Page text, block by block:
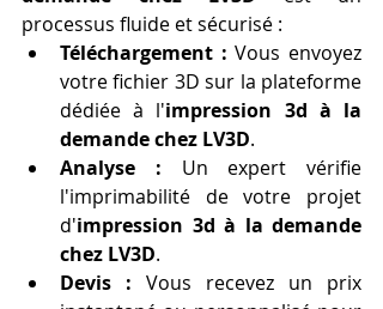
processus fluide et sécurisé :
Téléchargement : Vous envoyez
votre fichier 3D sur la plateforme
dédiée à l'impression 3d à la
demande chez LV3D.
Analyse : Un expert vérifie
l'imprimabilité de votre projet
d'impression 3d à la demande
chez LV3D.
Devis : Vous recevez un prix